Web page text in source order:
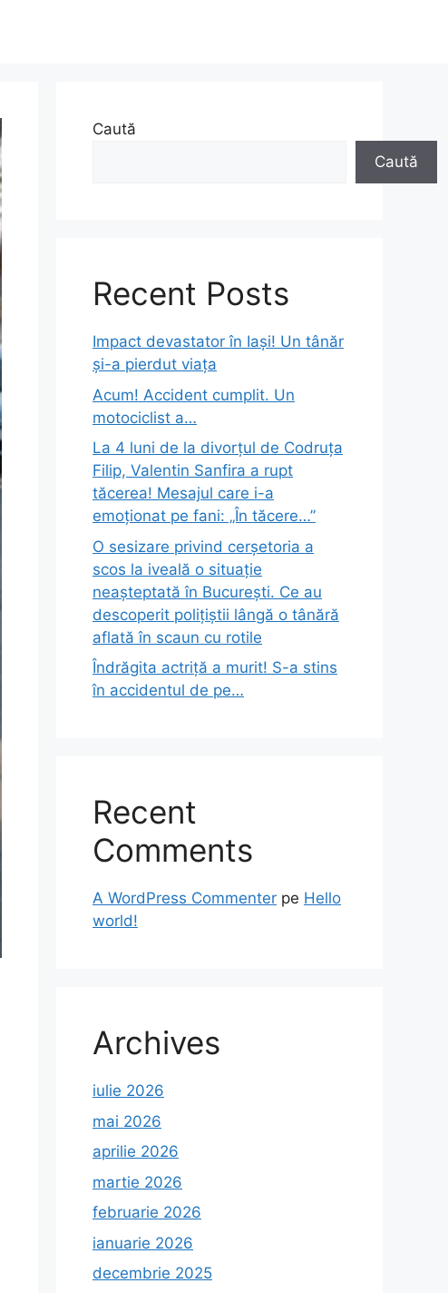
Caută
Caută
Recent Posts
Impact devastator în Iași! Un tânăr
și-a pierdut viața
Acum! Accident cumplit. Un
motociclist a…
La 4 luni de la divorțul de Codruța
Filip, Valentin Sanfira a rupt
tăcerea! Mesajul care i-a
emoționat pe fani: „În tăcere…”
O sesizare privind cerșetoria a
scos la iveală o situație
neașteptată în București. Ce au
descoperit polițiștii lângă o tânără
aflată în scaun cu rotile
Îndrăgita actriță a murit! S-a stins
în accidentul de pe…
Recent
Comments
A WordPress Commenter pe Hello
world!
Archives
iulie 2026
mai 2026
aprilie 2026
martie 2026
februarie 2026
ianuarie 2026
decembrie 2025